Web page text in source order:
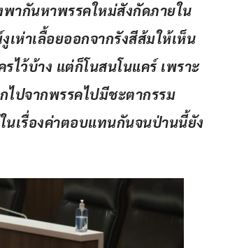
ากันหาพรรคใหม่สังกัดภายใน
เห่าเลื้อยออกจากรังสีส้มให้เห็น
ไว้บ้าง แต่ก็โนสนโนแคร์ เพราะ
ไปจากพรรคไปมีชะตากรรม
นเรื่องค่าตอบแทนกันจนป่านนี้ยัง